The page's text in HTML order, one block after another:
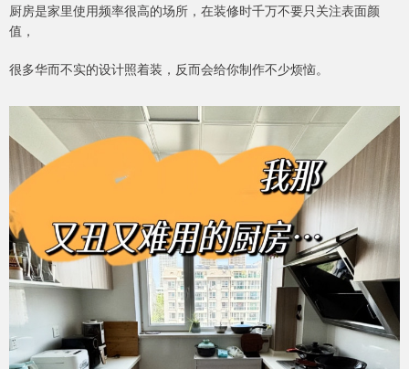
厨房是家里使用频率很高的场所，在装修时千万不要只关注表面颜
值，
很多华而不实的设计照着装，反而会给你制作不少烦恼。